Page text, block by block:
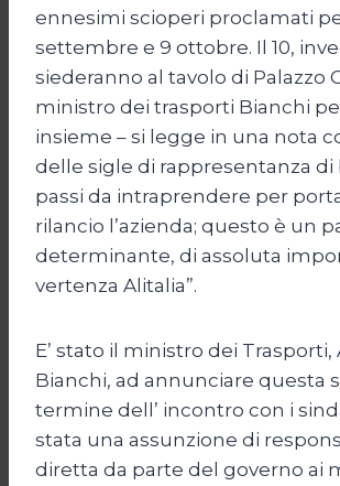
ennesimi scioperi proclamati
settembre e 9 ottobre. Il 10,
siederanno al tavolo di Palazzo
ministro dei trasporti Bianchi
insieme – si legge in una nota
delle sigle di rappresentanza di
passi da intraprendere per
rilancio l’azienda; questo è un
determinante, di assoluta
vertenza Alitalia”.
E’ stato il ministro dei Trasporti,
Bianchi, ad annunciare questa
termine dell’ incontro con i
stata una assunzione di
diretta da parte del governo ai